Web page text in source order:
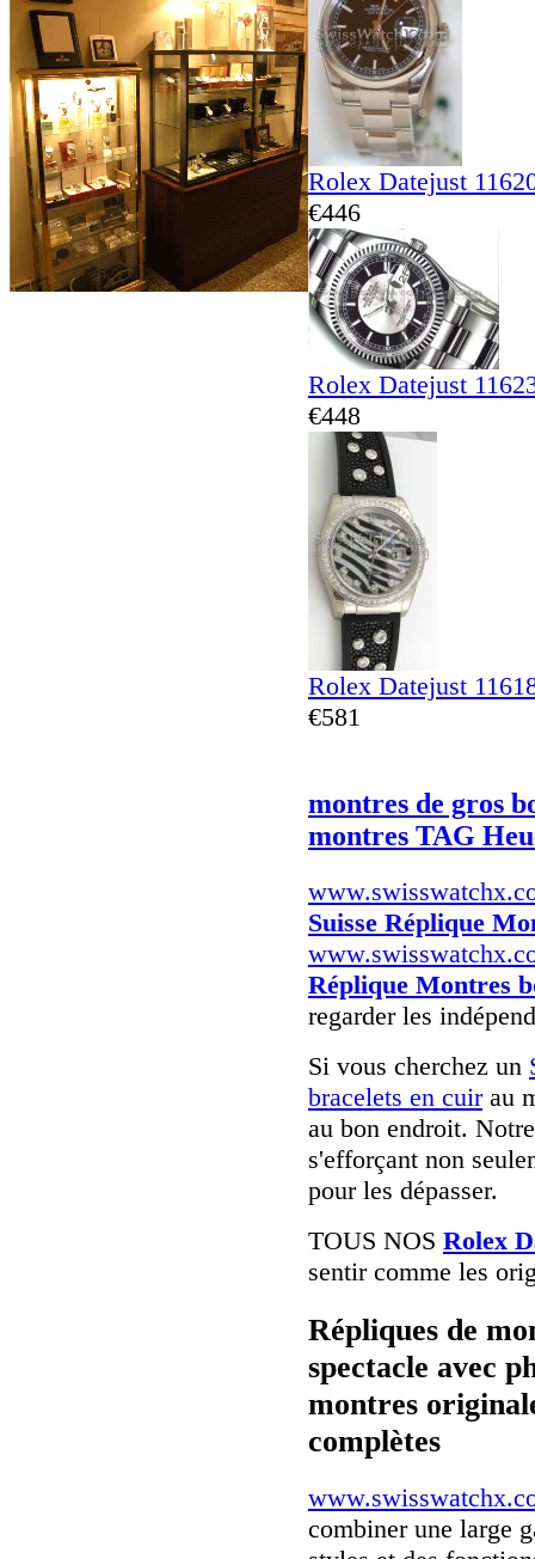
Rolex Datejust
€446
Rolex Datejust
€448
Rolex Datejust
€581
montres de gros
montres TAG
Suisse Réplique
Réplique Montres
regarder les
Si vous cherchez un
bracelets en cuirau
au bon endroit.
s'efforçant non
pour les dépasser.
TOUS NOS Rolex
sentir comme les
Répliques de
spectacle avec
montres
complètes
combiner une large